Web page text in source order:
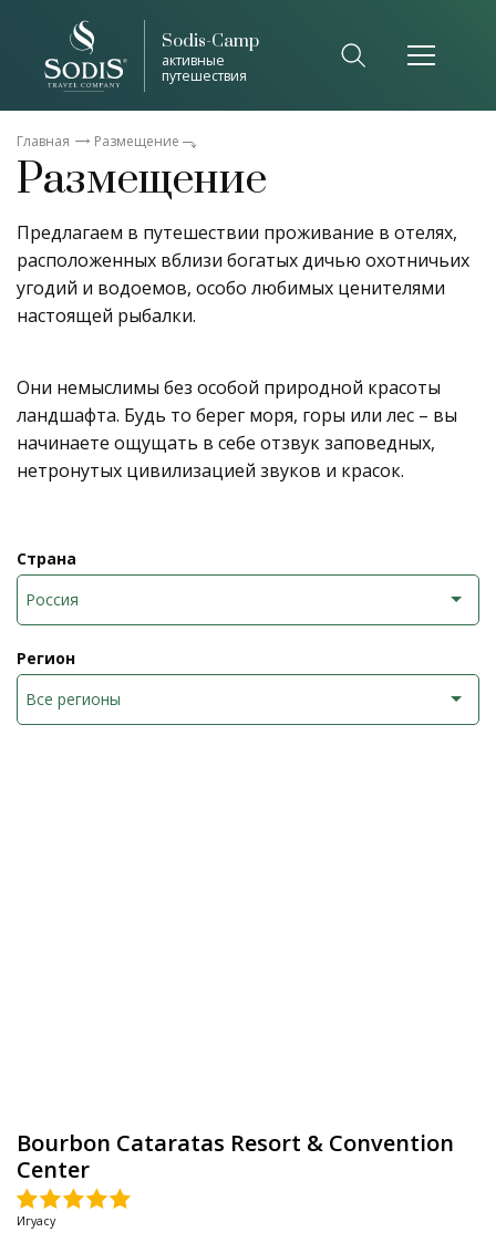
Sodis-Camp
активные
путешествия
Главная Размещение
Размещение
Предлагаем в путешествии проживание в отелях,
расположенных вблизи богатых дичью охотничьих
угодий и водоемов, особо любимых ценителями
настоящей рыбалки.
Они немыслимы без особой природной красоты
ландшафта. Будь то берег моря, горы или лес – вы
начинаете ощущать в себе отзвук заповедных,
нетронутых цивилизацией звуков и красок.
Страна
Россия
Регион
Все регионы
Bourbon Cataratas Resort & Convention
Center
Игуасу